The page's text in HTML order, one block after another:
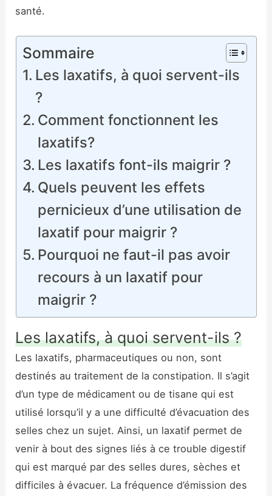
santé.
Sommaire
Les laxatifs, à quoi servent-ils
?
Comment fonctionnent les
laxatifs?
Les laxatifs font-ils maigrir ?
Quels peuvent les effets
pernicieux d’une utilisation de
laxatif pour maigrir ?
Pourquoi ne faut-il pas avoir
recours à un laxatif pour
maigrir ?
Les laxatifs, à quoi servent-ils ?
Les laxatifs, pharmaceutiques ou non, sont
destinés au traitement de la constipation. Il s’agit
d’un type de médicament ou de tisane qui est
utilisé lorsqu’il y a une difficulté d’évacuation des
selles chez un sujet. Ainsi, un laxatif permet de
venir à bout des signes liés à ce trouble digestif
qui est marqué par des selles dures, sèches et
difficiles à évacuer. La fréquence d’émission des